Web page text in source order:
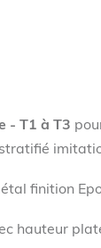
- T1 à T3
finition
hauteur